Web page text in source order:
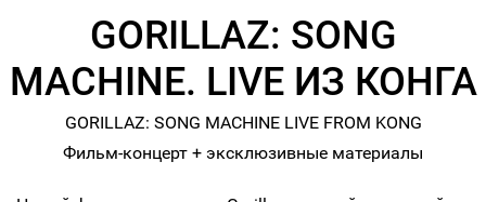
GORILLAZ: SONG
MACHINE. LIVE ИЗ КОНГА
GORILLAZ: SONG MACHINE LIVE FROM KONG
Фильм-концерт + эксклюзивные материалы